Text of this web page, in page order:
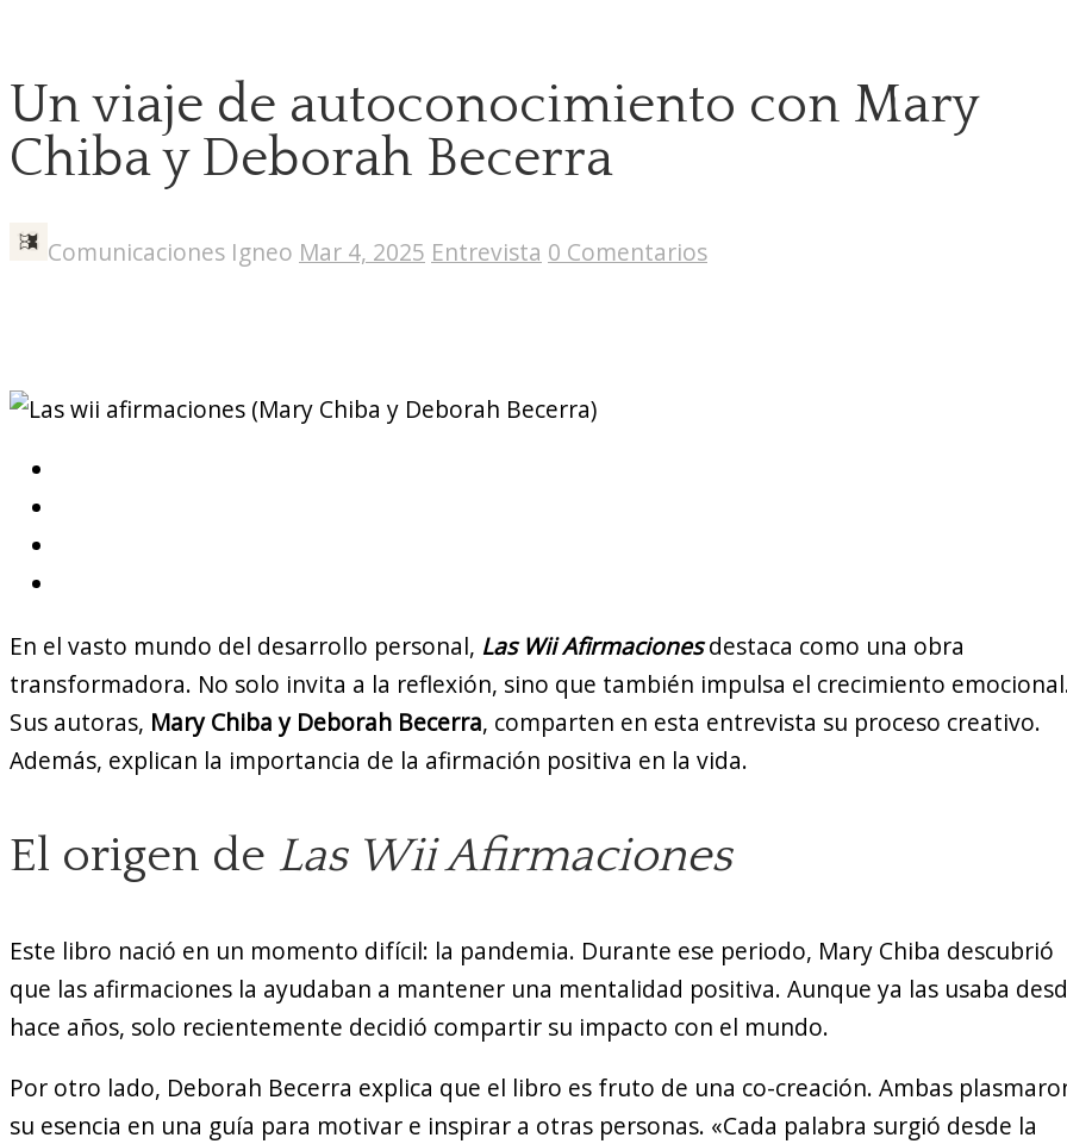
Un viaje de autoconocimiento con Mary
Chiba y Deborah Becerra
Comunicaciones Igneo Mar 4, 2025 Entrevista 0 Comentarios
En el vasto mundo del desarrollo personal, Las Wii Afirmacionesdestaca como una obra
transformadora. No solo invita a la reflexión, sino que también impulsa el crecimiento
Sus autoras, Mary Chiba y Deborah Becerra, comparten en esta entrevista su proceso creativo.
Además, explican la importancia de la afirmación positiva en la vida.
El origen de Las Wii Afirmaciones
Este libro nació en un momento difícil: la pandemia. Durante ese periodo, Mary Chiba descubrió
que las afirmaciones la ayudaban a mantener una mentalidad positiva. Aunque ya las usaba
hace años, solo recientemente decidió compartir su impacto con el mundo.
Por otro lado, Deborah Becerra explica que el libro es fruto de una co-creación. Ambas
su esencia en una guía para motivar e inspirar a otras personas. «Cada palabra surgió desde la